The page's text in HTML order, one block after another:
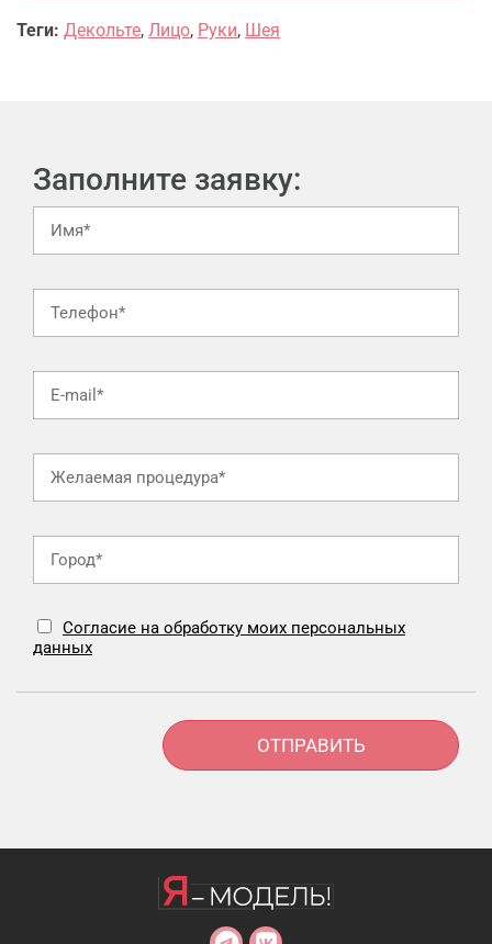
Теги: Декольте, Лицо, Руки, Шея
Заполните заявку:
Согласие на обработку моих персональных
данных